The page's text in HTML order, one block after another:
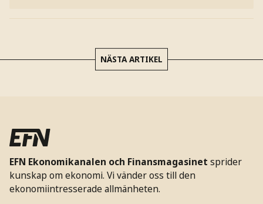
NÄSTA ARTIKEL
EFN Ekonomikanalen och Finansmagasinet sprider
kunskap om ekonomi. Vi vänder oss till den
ekonomiintresserade allmänheten.